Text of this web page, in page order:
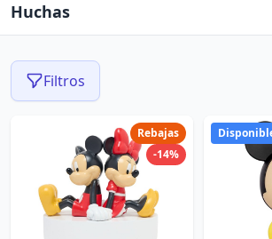
Huchas
Filtros
Rebajas
-14%